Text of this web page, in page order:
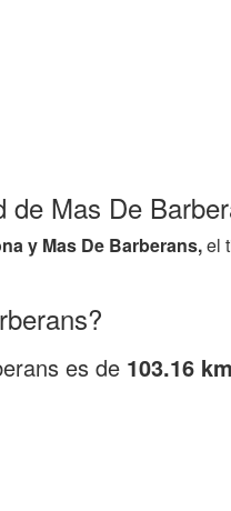
de Mas De
y Mas De Barberans,el
es de 103.16 km